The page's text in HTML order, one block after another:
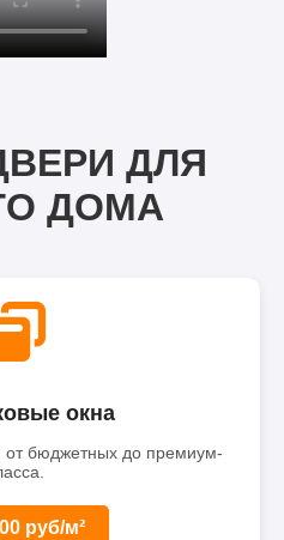
ДЛЯ
ДОМА
окна
бюджетных до премиум-
руб/м²